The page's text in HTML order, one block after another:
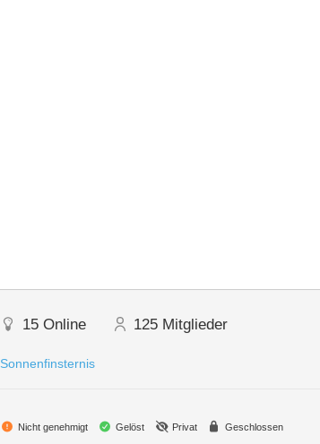
15 Online 125 Mitglieder
Sonnenfinsternis
Nicht genehmigt Gelöst Privat Geschlossen